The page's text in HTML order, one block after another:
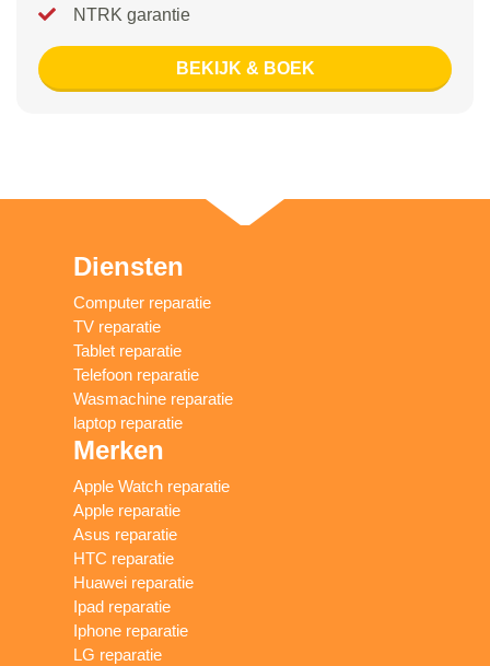
NTRK garantie
BEKIJK & BOEK
Diensten
Computer reparatie
TV reparatie
Tablet reparatie
Telefoon reparatie
Wasmachine reparatie
laptop reparatie
Merken
Apple Watch reparatie
Apple reparatie
Asus reparatie
HTC reparatie
Huawei reparatie
Ipad reparatie
Iphone reparatie
LG reparatie